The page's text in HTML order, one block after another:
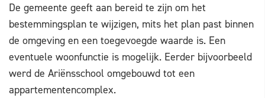
De gemeente geeft aan bereid te zijn om het
bestemmingsplan te wijzigen, mits het plan past binnen
de omgeving en een toegevoegde waarde is. Een
eventuele woonfunctie is mogelijk. Eerder bijvoorbeeld
werd de Ariënsschool omgebouwd tot een
appartementencomplex.